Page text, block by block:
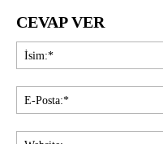
CEVAP VER